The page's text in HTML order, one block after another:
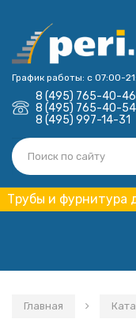
График работы: с 07:00-
8 (495) 765-40-46
8 (495) 765-40-54
8 (495) 997-14-31
Трубы и фурнитура
Главная